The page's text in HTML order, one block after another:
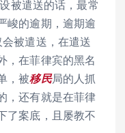
被遣送的话，最常
峻的逾期，逾期逾
被遣送，在遣送
，在菲律宾的黑名
，被移民局的人抓
，还有就是在菲律
了案底，且屡教不